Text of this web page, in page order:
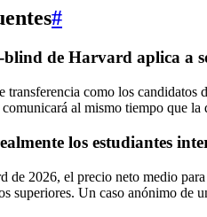
#
de Harvard aplica a
transferencia como los
al mismo tiempo que la
los estudiantes
de 2026, el precio neto medio
superiores. Un caso anónimo